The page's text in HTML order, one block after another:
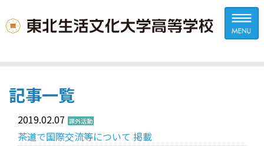
記事一覧
2019.02.07 課外活動
茶道で国際交流等について 掲載